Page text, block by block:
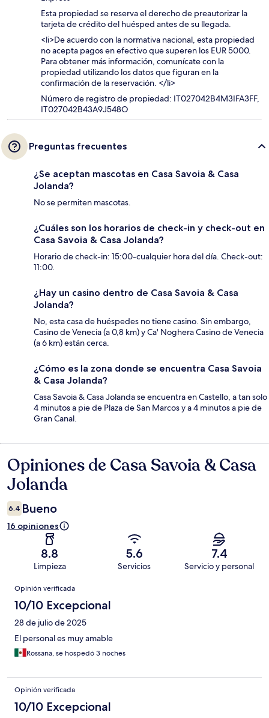
Esta propiedad se reserva el derecho de preautorizar la
tarjeta de crédito del huésped antes de su llegada.
<li>De acuerdo con la normativa nacional, esta propiedad
no acepta pagos en efectivo que superen los EUR 5000.
Para obtener más información, comunícate con la
propiedad utilizando los datos que figuran en la
confirmación de la reservación. </li>
Número de registro de propiedad: IT027042B4M3IFA3FF,
IT027042B43A9J548O
Preguntas frecuentes
¿Se aceptan mascotas en Casa Savoia & Casa
Jolanda?
No se permiten mascotas.
¿Cuáles son los horarios de check-in y check-out en
Casa Savoia & Casa Jolanda?
Horario de check-in: 15:00-cualquier hora del día. Check-out:
11:00.
¿Hay un casino dentro de Casa Savoia & Casa
Jolanda?
No, esta casa de huéspedes no tiene casino. Sin embargo,
Casino de Venecia (a 0,8 km) y Ca' Noghera Casino de Venecia
(a 6 km) están cerca.
¿Cómo es la zona donde se encuentra Casa Savoia
& Casa Jolanda?
Casa Savoia & Casa Jolanda se encuentra en Castello, a tan solo
4 minutos a pie de Plaza de San Marcos y a 4 minutos a pie de
Gran Canal.
Opiniones
Opiniones de Casa Savoia & Casa
Jolanda
6.4 Bueno
16 opiniones
8.8
Limpieza
5.6
Servicios
7.4
Servicio y personal
Opiniones
Opinión verificada
10/10 Excepcional
28 de julio de 2025
El personal es muy amable
Rossana, se hospedó 3 noches
Opinión verificada
10/10 Excepcional